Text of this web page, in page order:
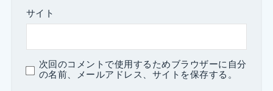
サイト
次回のコメントで使用するためブラウザーに自分
の名前、メールアドレス、サイトを保存する。